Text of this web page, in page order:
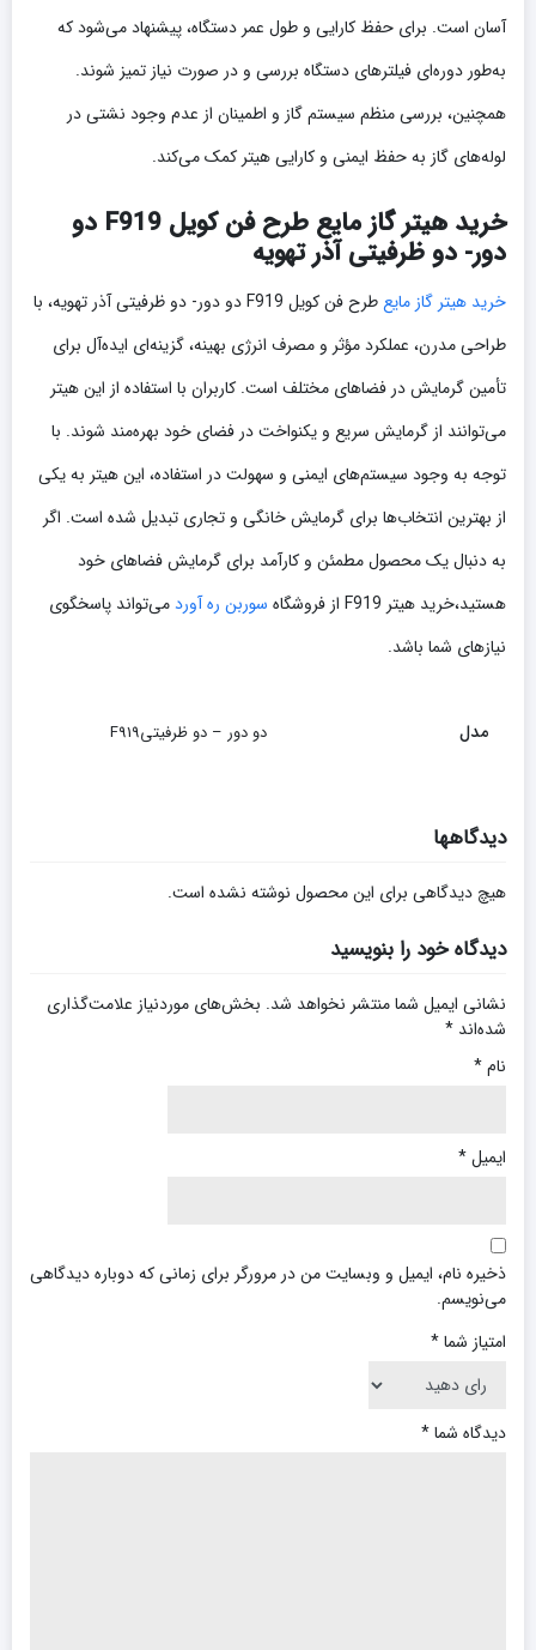
آسان است. برای حفظ کارایی و طول عمر دستگاه، پیشنهاد می‌شود که
به‌طور دوره‌ای فیلترهای دستگاه بررسی و در صورت نیاز تمیز شوند.
همچنین، بررسی منظم سیستم گاز و اطمینان از عدم وجود نشتی در
لوله‌های گاز به حفظ ایمنی و کارایی هیتر کمک می‌کند.
خرید هیتر گاز مایع طرح فن کویل F919 دو
دور- دو ظرفیتی آذر تهویه
خرید هیتر گاز مایع
طرح فن کویل F919 دو دور- دو ظرفیتی آذر تهویه، با
طراحی مدرن، عملکرد مؤثر و مصرف انرژی بهینه، گزینه‌ای ایده‌آل برای
تأمین گرمایش در فضاهای مختلف است. کاربران با استفاده از این هیتر
می‌توانند از گرمایش سریع و یکنواخت در فضای خود بهره‌مند شوند. با
توجه به وجود سیستم‌های ایمنی و سهولت در استفاده، این هیتر به یکی
از بهترین انتخاب‌ها برای گرمایش خانگی و تجاری تبدیل شده است. اگر
به دنبال یک محصول مطمئن و کارآمد برای گرمایش فضاهای خود
هستید،خرید هیتر F919 از فروشگاه
سوربن ره آوردمی‌تواند پاسخگوی
نیازهای شما باشد.
مدل دو دور – دو ظرفیتیF919
دیدگاهها
هیچ دیدگاهی برای این محصول نوشته نشده است.
دیدگاه خود را بنویسید
نشانی ایمیل شما منتشر نخواهد شد. بخش‌های موردنیاز علامت‌گذاری
شده‌اند *
نام*
ایمیل*
ذخیره نام، ایمیل و وبسایت من در مرورگر برای زمانی که دوباره دیدگاهی
می‌نویسم.
امتیاز شما*
دیدگاه شما*